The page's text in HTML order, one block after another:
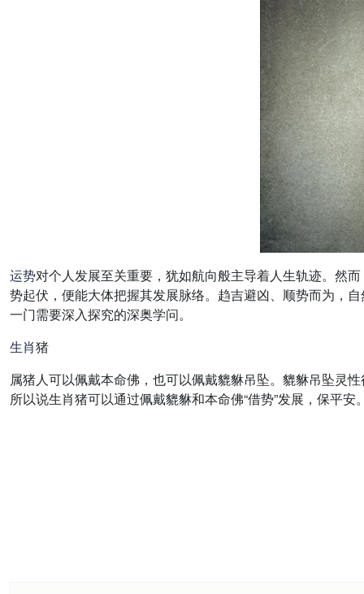
运势对个人发展至关重要，犹如航向般主导着人生轨迹。然
势起伏，便能大体把握其发展脉络。趋吉避凶、顺势而为，
一门需要深入探究的深奥学问。
生肖猪
属猪人可以佩戴本命佛，也可以佩戴貔貅吊坠。貔貅吊坠灵
所以说生肖猪可以通过佩戴貔貅和本命佛“借势”发展，保平安